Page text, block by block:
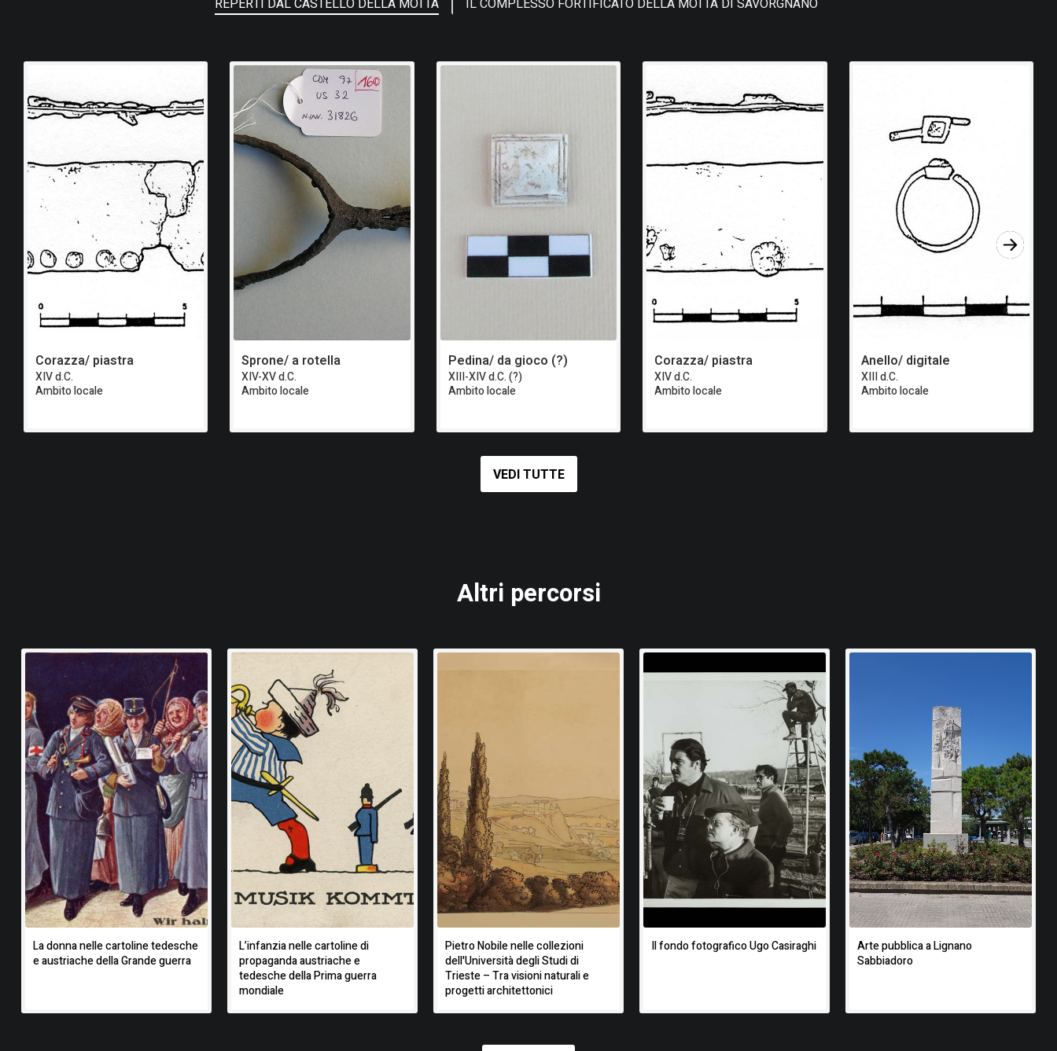
REPERTI DAL CASTELLO DELLA MOTTA IL COMPLESSO FORTIFICATO DELLA MOTTA DI SAVORGNANO
Corazza/ piastra
XIV d.C.
Ambito locale
Sprone/ a rotella
XIV-XV d.C.
Ambito locale
Pedina/ da gioco (?)
XIII-XIV d.C. (?)
Ambito locale
Corazza/ piastra
XIV d.C.
Ambito locale
Anello/ digitale
XIII d.C.
Ambito locale
VEDI TUTTE
Altri percorsi
La donna nelle cartoline tedesche
e austriache della Grande guerra
L’infanzia nelle cartoline di
propaganda austriache e
tedesche della Prima guerra
mondiale
Pietro Nobile nelle collezioni
dell'Università degli Studi di
Trieste – Tra visioni naturali e
progetti architettonici
Il fondo fotografico Ugo Casiraghi
Arte pubblica a Lignano
Sabbiadoro